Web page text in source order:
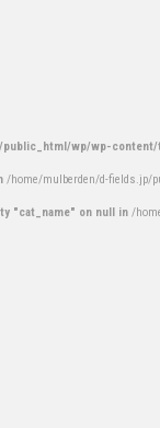
wp/wp-
/home/mulberden/d-fields.jp/
"cat_name" on null in /